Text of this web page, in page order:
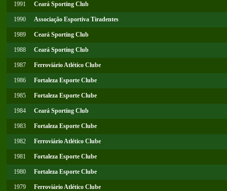
1991 Ceará Sporting Club
1990 Associação Esportiva Tiradentes
1989 Ceará Sporting Club
1988 Ceará Sporting Club
1987 Ferroviário Atlético Clube
1986 Fortaleza Esporte Clube
1985 Fortaleza Esporte Clube
1984 Ceará Sporting Club
1983 Fortaleza Esporte Clube
1982 Ferroviário Atlético Clube
1981 Fortaleza Esporte Clube
1980 Fortaleza Esporte Clube
1979 Ferroviário Atlético Clube